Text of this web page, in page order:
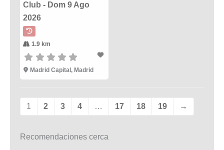
Club - Dom 9 Ago
2026
1.9 km
Madrid Capital, Madrid
1 2 3 4 … 17 18 19 →
Recomendaciones cerca